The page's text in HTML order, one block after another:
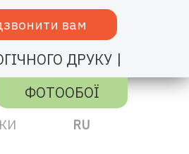
вам
ДРУКУ |
ФОТООБОЇ
RU